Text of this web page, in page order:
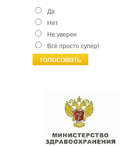
Да
Нет
Не уверен
Всё просто супер!